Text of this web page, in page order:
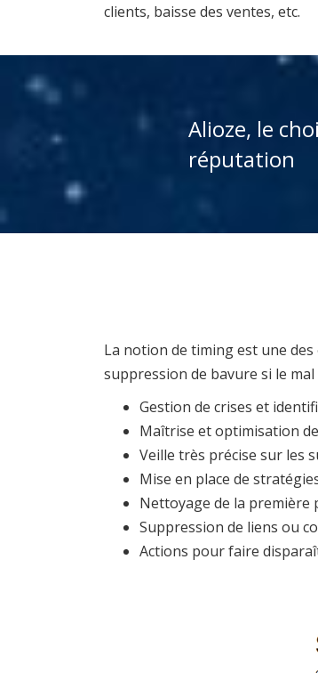
clients, baisse des ventes, etc.
Alioze, le
réputation
La notion de timing est une
suppression de bavure si le
Gestion de crises et
Maîtrise et optimisation
Veille très précise sur les
Mise en place de
Nettoyage de la première
Suppression de liens ou
Actions pour faire